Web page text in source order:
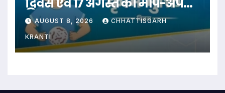
दिवस
AUGUST 8, 2026 CHHATTISGARH
KRANTI